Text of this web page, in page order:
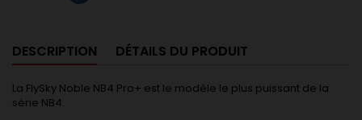
DESCRIPTION DÉTAILS DU PRODUIT
La FlySky Noble NB4 Pro+ est le modèle le plus puissant de la
série NB4.